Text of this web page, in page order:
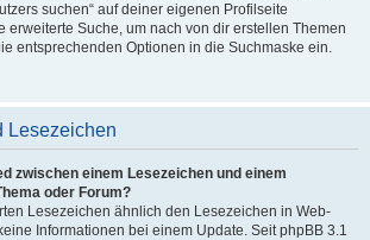
suchen“ auf deiner eigenen Profilseite
erweiterte Suche, um nach von dir erstellen Themen
entsprechenden Optionen in die Suchmaske ein.
Lesezeichen
zwischen einem Lesezeichen und einem
oder Forum?
Lesezeichen ähnlich den Lesezeichen in Web-
Informationen bei einem Update. Seit phpBB 3.1